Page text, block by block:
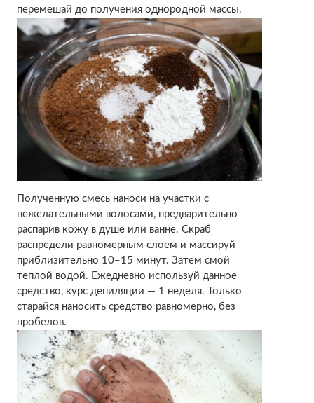
перемешай до получения однородной массы.
Полученную смесь наноси на участки с
нежелательными волосами, предварительно
распарив кожу в душе или ванне. Скраб
распредели равномерным слоем и массируй
приблизительно 10–15 минут. Затем смой
теплой водой. Ежедневно используй данное
средство, курс депиляции — 1 неделя. Только
старайся наносить средство равномерно, без
пробелов.